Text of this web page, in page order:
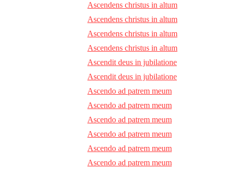
Ascendens christus in altum
Ascendens christus in altum
Ascendens christus in altum
Ascendens christus in altum
Ascendit deus in jubilatione
Ascendit deus in jubilatione
Ascendo ad patrem meum
Ascendo ad patrem meum
Ascendo ad patrem meum
Ascendo ad patrem meum
Ascendo ad patrem meum
Ascendo ad patrem meum